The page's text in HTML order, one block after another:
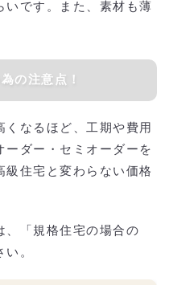
いです。また、素材も薄
の注意点！
くなるほど、工期や費用
ーダー・セミオーダーを
級住宅と変わらない価格
、「規格住宅の場合の
。